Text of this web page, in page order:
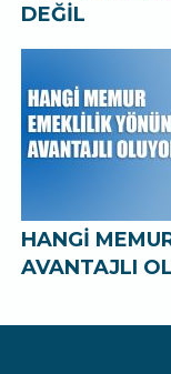
DEĞİL
HANGİ
AVANTAJLI